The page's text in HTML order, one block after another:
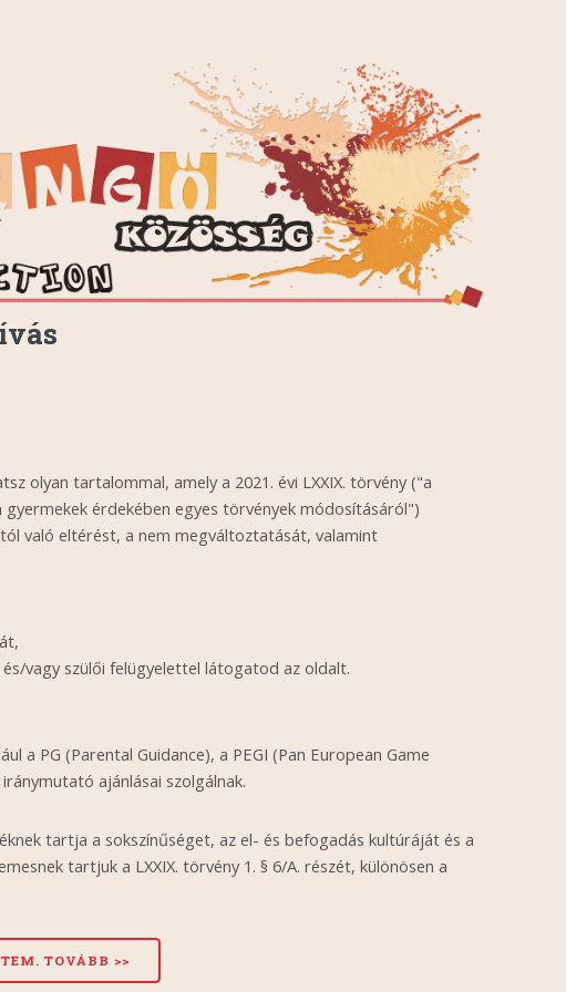
olyan tartalommal, amely a 2021. évi LXXIX. törvény ("a
érdekében egyes törvények módosításáról")
való eltérést, a nem megváltoztatását, valamint
vagy szülői felügyelettel látogatod az oldalt.
a PG (Parental Guidance), a PEGI (Pan European Game
ajánlásai szolgálnak.
tartja a sokszínűséget, az el- és befogadás kultúráját és a
tartjuk a LXXIX. törvény 1. § 6/A. részét, különösen a